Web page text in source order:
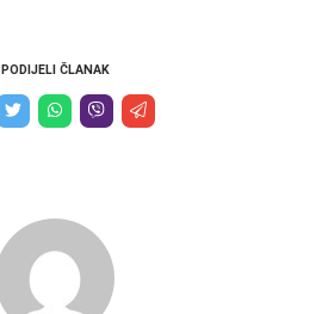
PODIJELI ČLANAK